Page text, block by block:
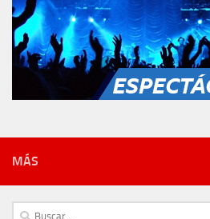
MÁS
Buscar: